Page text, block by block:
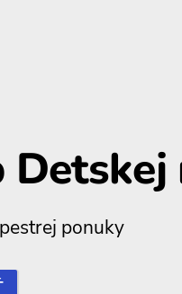
Detskej
ponuky